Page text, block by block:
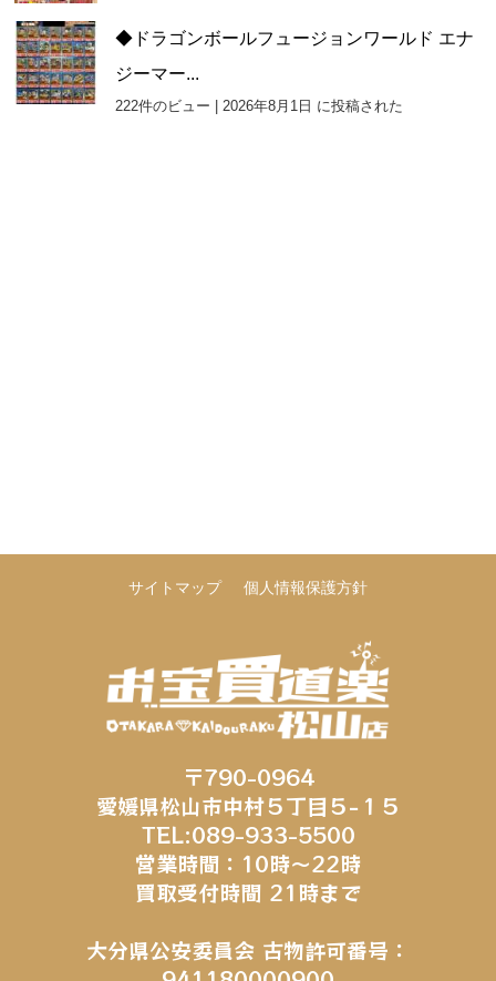
◆ドラゴンボールフュージョンワールド エナ
ジーマー...
222件のビュー 2026年8月1日 に投稿された
サイトマップ 個人情報保護方針
〒790-0964
愛媛県松山市中村５丁目５−１５
TEL:089-933-5500
営業時間：10時～22時
買取受付時間 21時まで
大分県公安委員会 古物許可番号：